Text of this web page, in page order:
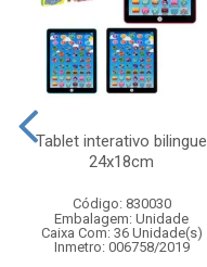
Tablet interativo bilingue
24x18cm
Código: 830030
Embalagem: Unidade
Caixa Com: 36 Unidade(s)
Inmetro: 006758/2019